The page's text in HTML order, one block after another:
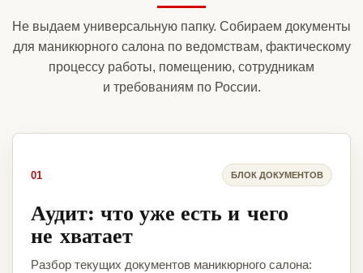
Не выдаем универсальную папку. Собираем документы
для маникюрного салона по ведомствам, фактическому
процессу работы, помещению, сотрудникам
и требованиям по России.
01 БЛОК ДОКУМЕНТОВ
Аудит: что уже есть и чего
не хватает
Разбор текущих документов маникюрного салона: